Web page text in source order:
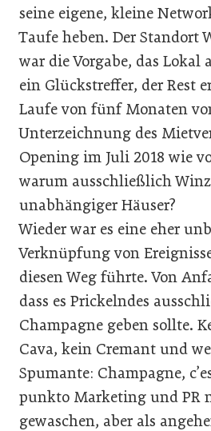
seine eigene, kleine
Taufe heben. Der Standort
war die Vorgabe, das Lokal
ein Glückstreffer, der Rest
Laufe von fünf Monaten
Unterzeichnung des
Opening im Juli 2018 wie
warum ausschließlich
unabhängiger Häuser?
Wieder war es eine eher
Verknüpfung von
diesen Weg führte. Von
dass es Prickelndes
Champagne geben sollte.
Cava, kein Cremant und
Spumante: Champagne,
punkto Marketing und PR
gewaschen, aber als